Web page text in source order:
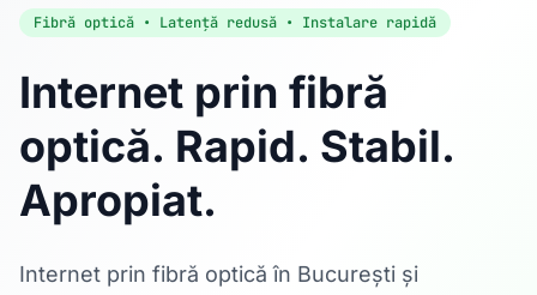
Fibră optică • Latență redusă • Instalare rapidă
Internet prin fibră
optică. Rapid. Stabil.
Apropiat.
Internet prin fibră optică în București și
Acasă
Internet Rezidențial
Fibră optică până la 1 Gbps, direct în casa ta.